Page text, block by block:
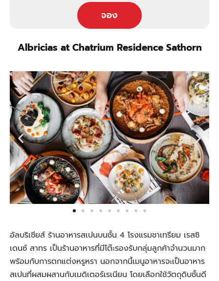
จอง
Albricias at Chatrium Residence Sathorn
อัลบริเซียส์ ร้านอาหารสเปนบนชั้น 4 โรงแรมชาเทรียม เรสซิ
เดนซ์ สาทร เป็นร้านอาหารที่มีโต๊ะรองรับกลุ่มลูกค้าจำนวนมาก
พร้อมกับการตกแต่งหรูหรา นอกจากนี้เมนูอาหารจะเป็นอาหาร
สเปนที่ผสมผสานกับเมดิเตอร์เรเนียน โดยเลือกใช้วัตถุดิบชั้นดี